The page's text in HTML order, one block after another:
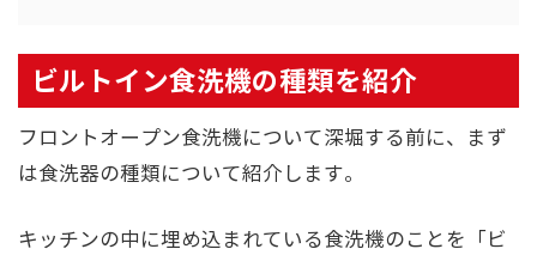
ビルトイン食洗機の種類を紹介
フロントオープン食洗機について深堀する前に、まず
は食洗器の種類について紹介します。
キッチンの中に埋め込まれている食洗機のことを「ビ